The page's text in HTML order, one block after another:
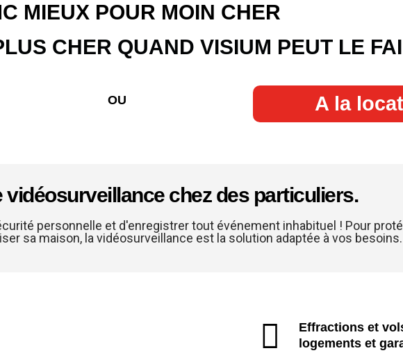
MIEUX POUR MOIN CHER
CHER QUAND VISIUM PEUT LE
OU A la
vidéosurveillance chez des particuliers.
personnelle et d'enregistrer tout événement inhabituel ! Pour
sa maison, la vidéosurveillance est la solution adaptée à vos besoins.
Effractions et
logements et